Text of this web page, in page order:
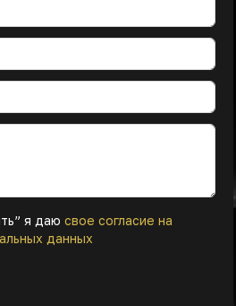
я даю свое согласие на
данных